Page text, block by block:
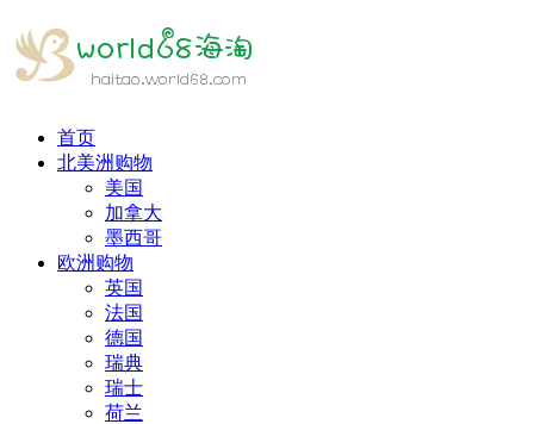
首页
北美洲购物
美国
加拿大
墨西哥
欧洲购物
英国
法国
德国
瑞典
瑞士
荷兰